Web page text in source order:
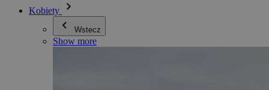
Kobiety
Wstecz
Show more